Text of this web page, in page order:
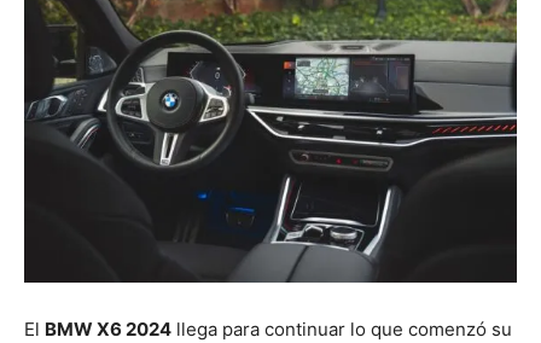
El BMW X6 2024 llega para continuar lo que comenzó su